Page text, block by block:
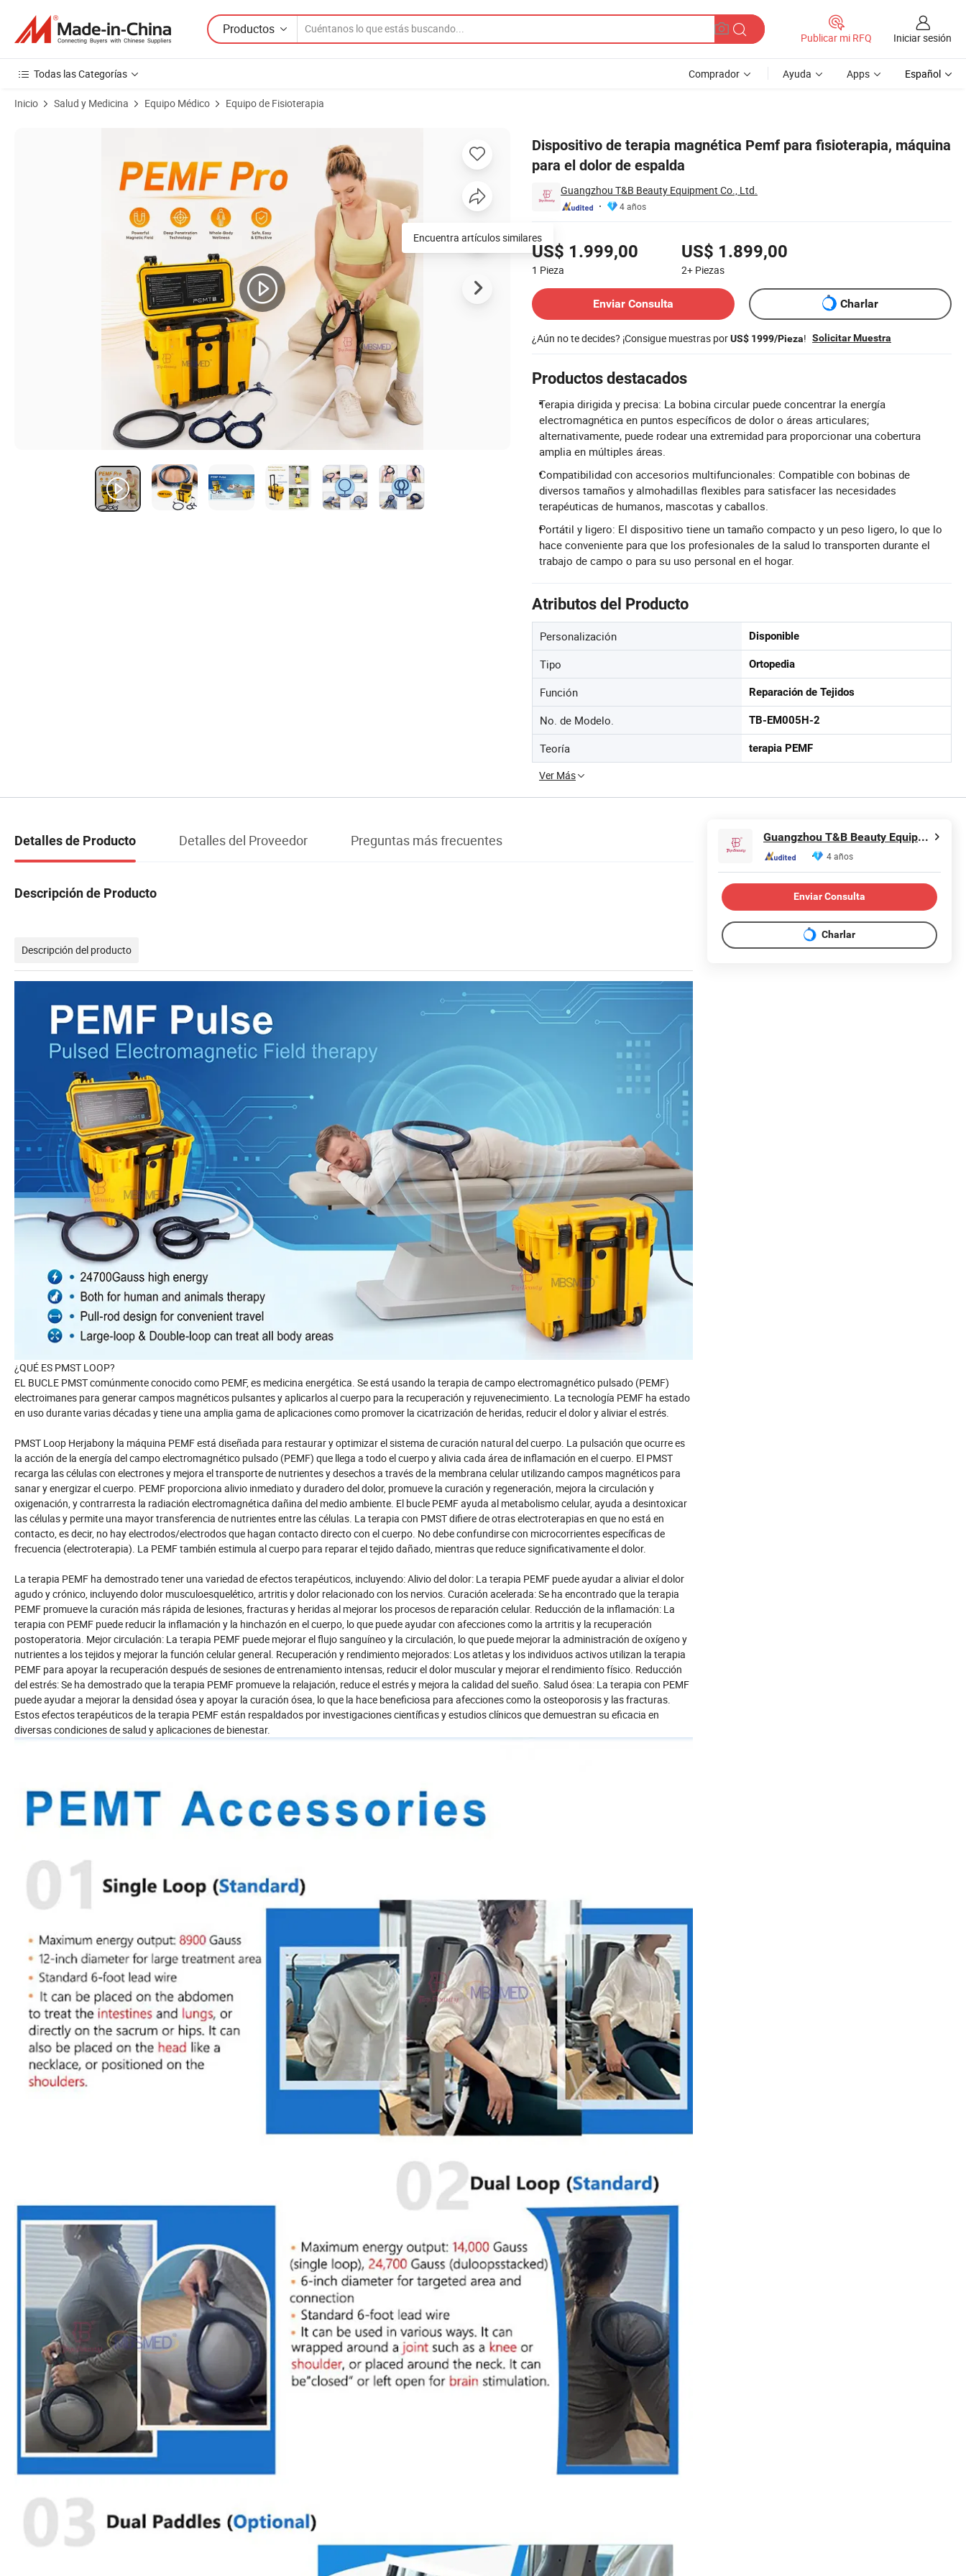
Productos
Publicar mi RFQ Iniciar sesión
Todas las Categorías Comprador Ayuda Apps Español
Inicio Salud y Medicina Equipo Médico Equipo de Fisioterapia
Dispositivo de terapia magnética Pemf para fisioterapia, máquina
para el dolor de espalda
Guangzhou T&B Beauty Equipment Co., Ltd.
4 años
Precios
US$ 1.999,00
1 Pieza
US$ 1.899,00
2+ Piezas
Enviar Consulta
Charlar
¿Aún no te decides? ¡Consigue muestras porUS$ 1999/Pieza! Solicitar Muestra
Productos destacados
Terapia dirigida y precisa: La bobina circular puede concentrar la energía
electromagnética en puntos específicos de dolor o áreas articulares;
alternativamente, puede rodear una extremidad para proporcionar una cobertura
amplia en múltiples áreas.
Compatibilidad con accesorios multifuncionales: Compatible con bobinas de
diversos tamaños y almohadillas flexibles para satisfacer las necesidades
terapéuticas de humanos, mascotas y caballos.
Portátil y ligero: El dispositivo tiene un tamaño compacto y un peso ligero, lo que lo
hace conveniente para que los profesionales de la salud lo transporten durante el
trabajo de campo o para su uso personal en el hogar.
Atributos del Producto
Personalización Disponible
Tipo Ortopedia
Función Reparación de Tejidos
No. de Modelo. TB-EM005H-2
Teoría terapia PEMF
Ver Más
Encuentra artículos similares
Detalles de Producto Detalles del Proveedor Preguntas más frecuentes
Descripción de Producto
Descripción del producto
¿QUÉ ES PMST LOOP?
EL BUCLE PMST comúnmente conocido como PEMF, es medicina energética. Se está usando la terapia de campo electromagnético pulsado (PEMF)
electroimanes para generar campos magnéticos pulsantes y aplicarlos al cuerpo para la recuperación y rejuvenecimiento. La tecnología PEMF ha estado
en uso durante varias décadas y tiene una amplia gama de aplicaciones como promover la cicatrización de heridas, reducir el dolor y aliviar el estrés.
PMST Loop Herjabony la máquina PEMF está diseñada para restaurar y optimizar el sistema de curación natural del cuerpo. La pulsación que ocurre es
la acción de la energía del campo electromagnético pulsado (PEMF) que llega a todo el cuerpo y alivia cada área de inflamación en el cuerpo. El PMST
recarga las células con electrones y mejora el transporte de nutrientes y desechos a través de la membrana celular utilizando campos magnéticos para
sanar y energizar el cuerpo. PEMF proporciona alivio inmediato y duradero del dolor, promueve la curación y regeneración, mejora la circulación y
oxigenación, y contrarresta la radiación electromagnética dañina del medio ambiente. El bucle PEMF ayuda al metabolismo celular, ayuda a desintoxicar
las células y permite una mayor transferencia de nutrientes entre las células. La terapia con PMST difiere de otras electroterapias en que no está en
contacto, es decir, no hay electrodos/electrodos que hagan contacto directo con el cuerpo. No debe confundirse con microcorrientes específicas de
frecuencia (electroterapia). La PEMF también estimula al cuerpo para reparar el tejido dañado, mientras que reduce significativamente el dolor.
La terapia PEMF ha demostrado tener una variedad de efectos terapéuticos, incluyendo: Alivio del dolor: La terapia PEMF puede ayudar a aliviar el dolor
agudo y crónico, incluyendo dolor musculoesquelético, artritis y dolor relacionado con los nervios. Curación acelerada: Se ha encontrado que la terapia
PEMF promueve la curación más rápida de lesiones, fracturas y heridas al mejorar los procesos de reparación celular. Reducción de la inflamación: La
terapia con PEMF puede reducir la inflamación y la hinchazón en el cuerpo, lo que puede ayudar con afecciones como la artritis y la recuperación
postoperatoria. Mejor circulación: La terapia PEMF puede mejorar el flujo sanguíneo y la circulación, lo que puede mejorar la administración de oxígeno y
nutrientes a los tejidos y mejorar la función celular general. Recuperación y rendimiento mejorados: Los atletas y los individuos activos utilizan la terapia
PEMF para apoyar la recuperación después de sesiones de entrenamiento intensas, reducir el dolor muscular y mejorar el rendimiento físico. Reducción
del estrés: Se ha demostrado que la terapia PEMF promueve la relajación, reduce el estrés y mejora la calidad del sueño. Salud ósea: La terapia con PEMF
puede ayudar a mejorar la densidad ósea y apoyar la curación ósea, lo que la hace beneficiosa para afecciones como la osteoporosis y las fracturas.
Estos efectos terapéuticos de la terapia PEMF están respaldados por investigaciones científicas y estudios clínicos que demuestran su eficacia en
diversas condiciones de salud y aplicaciones de bienestar.
Guangzhou T&B Beauty Equipment Co., Ltd.
4 años
Enviar Consulta
Charlar